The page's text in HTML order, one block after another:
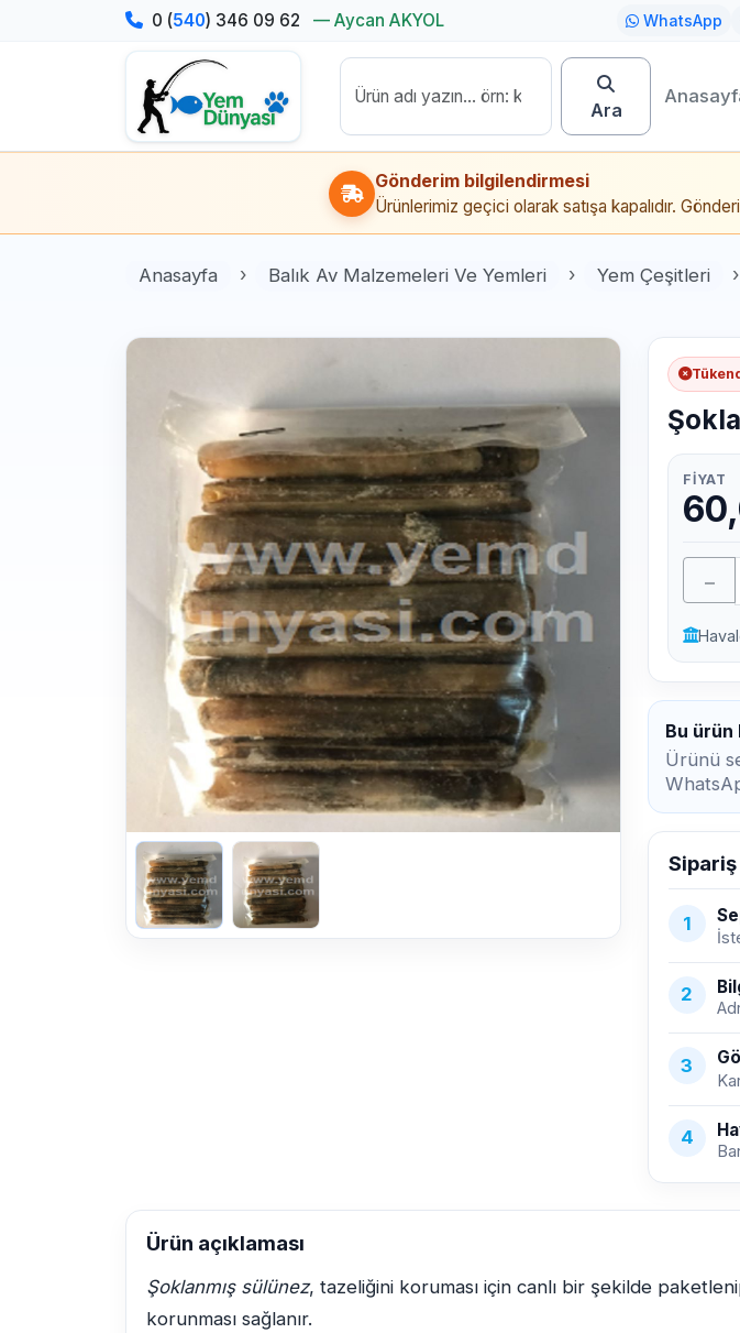
0 (540) 346 09 62 — Aycan AKYOL WhatsApp
Ara
Gönderim bilgilendirmesi
Ürünlerimiz geçici olarak satışa kapalıdır.
Anasayfa Balık Av Malzemeleri Ve Yemleri Yem Çeşitleri
FIYAT
−
Bu ürün
Ürünü
Sipariş
1
2
3
4
Ürün açıklaması
Şoklanmış sülünez, tazeliğini koruması için canlı bir şekilde
korunması sağlanır.